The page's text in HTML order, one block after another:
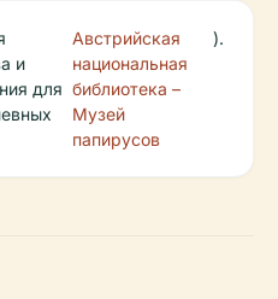
и
для
Австрийская
национальная
библиотека –
Музей
папирусов
).